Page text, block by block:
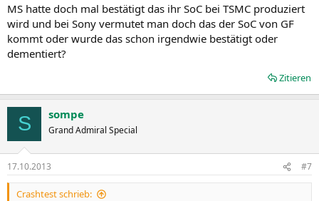
MS hatte doch mal bestätigt das ihr SoC bei TSMC produziert
wird und bei Sony vermutet man doch das der SoC von GF
kommt oder wurde das schon irgendwie bestätigt oder
dementiert?
Zitieren
S sompe
Grand Admiral Special
17.10.2013 #7
Crashtest schrieb: